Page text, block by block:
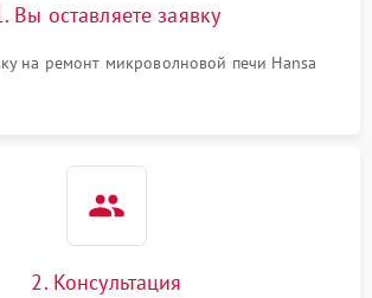
1000 ₽
Вы оставляете заявку
на ремонт микроволновой печи Hansa
2. Консультация